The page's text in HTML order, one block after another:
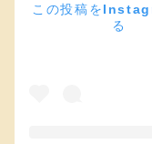
この投稿を
る